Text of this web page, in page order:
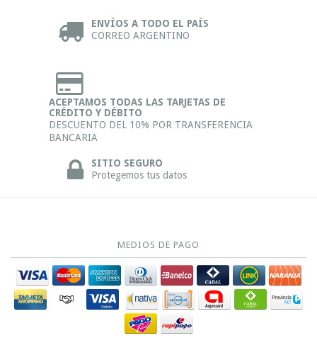
ENVÍOS A TODO EL PAÍS
CORREO ARGENTINO
ACEPTAMOS TODAS LAS TARJETAS DE
CRÉDITO Y DÉBITO
DESCUENTO DEL 10% POR TRANSFERENCIA
BANCARIA
SITIO SEGURO
Protegemos tus datos
MEDIOS DE PAGO